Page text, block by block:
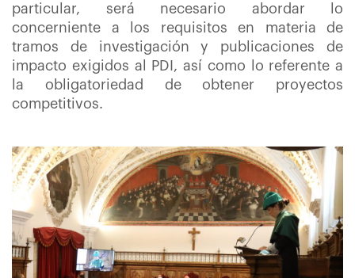
particular, será necesario abordar lo
concerniente a los requisitos en materia de
tramos de investigación y publicaciones de
impacto exigidos al PDI, así como lo referente a
la obligatoriedad de obtener proyectos
competitivos.